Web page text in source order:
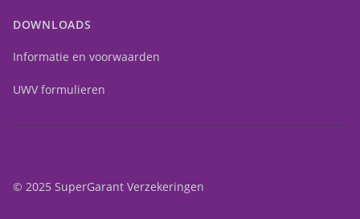
DOWNLOADS
Informatie en voorwaarden
UWV formulieren
© 2025 SuperGarant Verzekeringen